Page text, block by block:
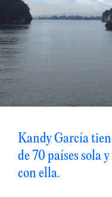
Kandy García
de 70 países sola
con ella.